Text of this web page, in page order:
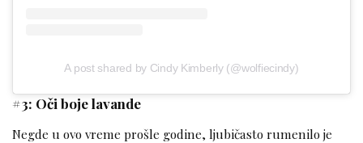
A post shared by Cindy Kimberly (@wolfiecindy)
#3: Oči boje lavande
Negde u ovo vreme prošle godine, ljubičasto rumenilo je